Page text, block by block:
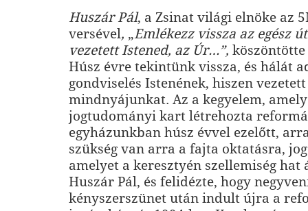
Huszár Pál, a Zsinat világi elnöke az
versével, „Emlékezz vissza az egész
vezetett Istened, az Úr…”,
Húsz évre tekintünk vissza, és hálát
gondviselés Istenének, hiszen
mindnyájunkat. Az a kegyelem,
jogtudományi kart létrehozta
egyházunkban húsz évvel ezelőtt,
szükség van arra a fajta oktatásra,
amelyet a keresztyén szellemiség hat
Huszár Pál, és felidézte, hogy
kényszerszünet után indult újra a